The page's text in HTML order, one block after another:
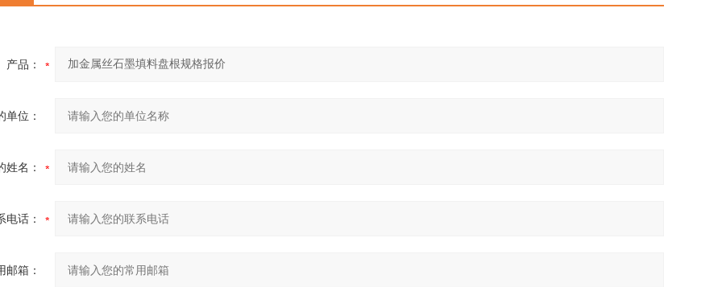
产品：
单位：
姓名：
电话：
邮箱：